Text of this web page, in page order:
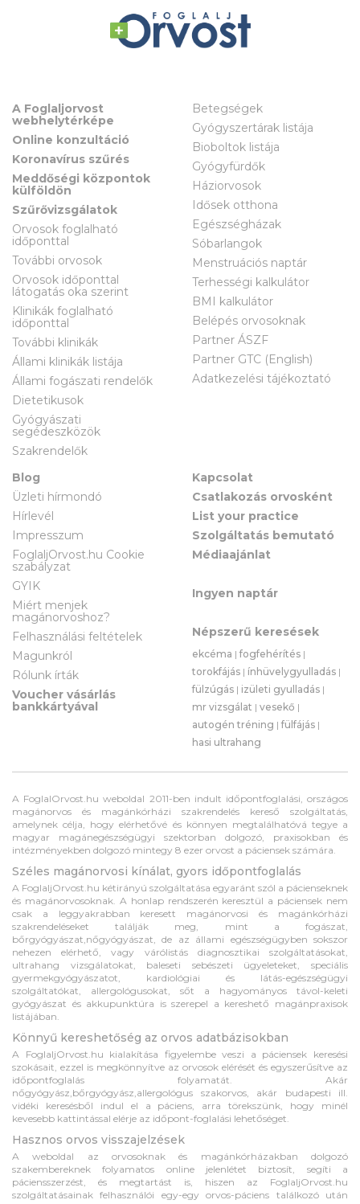
A Foglaljorvost
webhelytérképe
Online konzultáció
Koronavírus szűrés
Meddőségi központok
külföldön
Szűrővizsgálatok
Orvosok foglalható
időponttal
További orvosok
Orvosok időponttal
látogatás oka szerint
Klinikák foglalható
időponttal
További klinikák
Állami klinikák listája
Állami fogászati rendelők
Dietetikusok
Gyógyászati
segédeszközök
Szakrendelők
Betegségek
Gyógyszertárak listája
Bioboltok listája
Gyógyfürdők
Háziorvosok
Idősek otthona
Egészségházak
Sóbarlangok
Menstruációs naptár
Terhességi kalkulátor
BMI kalkulátor
Belépés orvosoknak
Partner ÁSZF
Partner GTC (English)
Adatkezelési tájékoztató
Blog
Üzleti hírmondó
Hírlevél
Impresszum
FoglaljOrvost.hu Cookie
szabályzat
GYIK
Miért menjek
magánorvoshoz?
Felhasználási feltételek
Magunkról
Rólunk írták
Voucher vásárlás
bankkártyával
Kapcsolat
Csatlakozás orvosként
List your practice
Szolgáltatás bemutató
Médiaajánlat
Ingyen naptár
Népszerű keresések
ekcéma |fogfehérítés |
torokfájás | ínhüvelygyulladás |
fülzúgás | izületi gyulladás |
mr vizsgálat | vesekő |
autogén tréning |fülfájás |
hasi ultrahang
A FoglalOrvost.hu weboldal 2011-ben indult időpontfoglalási, országos
magánorvos és magánkórházi szakrendelés kereső szolgáltatás,
amelynek célja, hogy elérhetővé és könnyen megtalálhatóvá tegye a
magyar magánegészségügyi szektorban dolgozó, praxisokban és
intézményekben dolgozó mintegy 8 ezer orvost a páciensek számára.
Széles magánorvosi kínálat, gyors időpontfoglalás
A FoglaljOrvost.hu kétirányú szolgáltatása egyaránt szól a pácienseknek
és magánorvosoknak. A honlap rendszerén keresztül a páciensek nem
csak a leggyakrabban keresett magánorvosi és magánkórházi
szakrendeléseket találják meg, mint a fogászat,
bőrgyógyászat,nőgyógyászat, de az állami egészségügyben sokszor
nehezen elérhető, vagy várólistás diagnosztikai szolgáltatásokat,
ultrahang vizsgálatokat, baleseti sebészeti ügyeleteket, speciális
gyermekgyógyászatot, kardiológiai és látás-egészségügyi
szolgáltatókat, allergológusokat, sőt a hagyományos távol-keleti
gyógyászat és akkupunktúra is szerepel a kereshető magánpraxisok
listájában.
Könnyű kereshetőség az orvos adatbázisokban
A FoglaljOrvost.hu kialakítása figyelembe veszi a páciensek keresési
szokásait, ezzel is megkönnyítve az orvosok elérését és egyszerűsítve az
időpontfoglalás folyamatát. Akár
nőgyógyász,bőrgyógyász,allergológus szakorvos, akár budapesti ill.
vidéki keresésből indul el a páciens, arra törekszünk, hogy minél
kevesebb kattintással elérje az időpont-foglalási lehetőséget.
Hasznos orvos visszajelzések
A weboldal az orvosoknak és magánkórházakban dolgozó
szakembereknek folyamatos online jelenlétet biztosít, segíti a
páciensszerzést, és megtartást is, hiszen az FoglaljOrvost.hu
szolgáltatásainak felhasználói egy-egy orvos-páciens találkozó után